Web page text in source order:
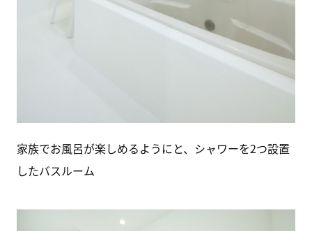
家族でお風呂が楽しめるようにと、シャワーを2つ設置
したバスルーム